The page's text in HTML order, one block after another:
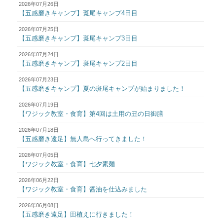
2026年07月26日
【五感磨きキャンプ】斑尾キャンプ4日目
2026年07月25日
【五感磨きキャンプ】斑尾キャンプ3日目
2026年07月24日
【五感磨きキャンプ】斑尾キャンプ2日目
2026年07月23日
【五感磨きキャンプ】夏の斑尾キャンプが始まりました！
2026年07月19日
【ワジック教室・食育】第4回は土用の丑の日御膳
2026年07月18日
【五感磨き遠足】無人島へ行ってきました！
2026年07月05日
【ワジック教室・食育】七夕素麺
2026年06月22日
【ワジック教室・食育】醤油を仕込みました
2026年06月08日
【五感磨き遠足】田植えに行きました！